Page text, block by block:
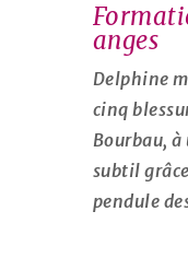
anges
Delphine
cinq
Bourbau, à
subtil
pendule